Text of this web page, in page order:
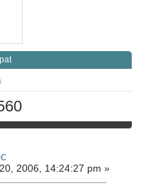
2006, 14:24:27 pm »